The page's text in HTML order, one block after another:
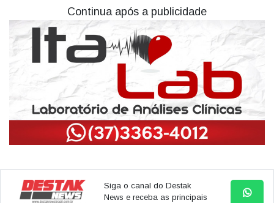
Continua após a publicidade
Siga o canal do Destak
News e receba as principais